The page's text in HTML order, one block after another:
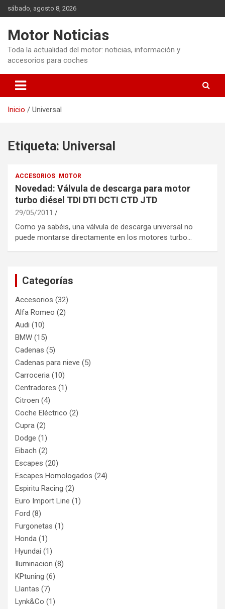
Saltar
al
sábado, agosto 8, 2026
Motor Noticias
Toda la actualidad del motor: noticias, información y
accesorios para coches
Inicio Universal
Etiqueta: Universal
ACCESORIOS MOTOR
Novedad: Válvula de descarga para motor
turbo diésel TDI DTI DCTI CTD JTD
29/05/2011
Como ya sabéis, una válvula de descarga universal no
puede montarse directamente en los motores turbo…
Categorías
Accesorios (32)
Alfa Romeo (2)
Audi (10)
BMW (15)
Cadenas (5)
Cadenas para nieve (5)
Carroceria (10)
Centradores (1)
Citroen (4)
Coche Eléctrico (2)
Cupra (2)
Dodge (1)
Eibach (2)
Escapes (20)
Escapes Homologados (24)
Espiritu Racing (2)
Euro Import Line (1)
Ford (8)
Furgonetas (1)
Honda (1)
Hyundai (1)
Iluminacion (8)
KPtuning (6)
Llantas (7)
Lynk&Co (1)